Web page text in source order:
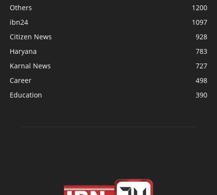
Others
1200
ibn24
1097
Citizen News
928
Haryana
783
Karnal News
727
Career
498
Education
390